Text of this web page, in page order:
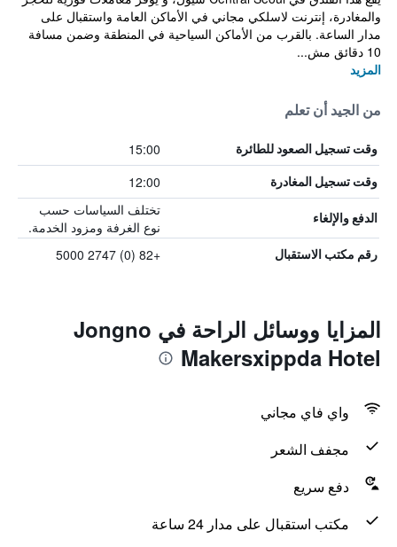
والمغادرة، إنترنت لاسلكي مجاني في الأماكن العامة واستقبال على
مدار الساعة. بالقرب من الأماكن السياحية في المنطقة وضمن مسافة
10 دقائق مش...
المزيد
من الجيد أن تعلم
وقت تسجيل الصعود للطائرة 15:00
وقت تسجيل المغادرة 12:00
الدفع والإلغاء
تختلف السياسات حسب
نوع الغرفة ومزود الخدمة.
رقم مكتب الاستقبال +82 (0) 2747 5000
المزايا ووسائل الراحة في Jongno
Makersxippda Hotel
واي فاي مجاني
مجفف الشعر
دفع سريع
مكتب استقبال على مدار 24 ساعة